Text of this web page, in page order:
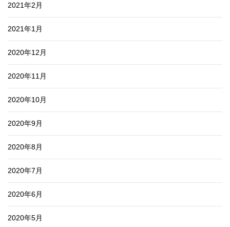
2021年2月
2021年1月
2020年12月
2020年11月
2020年10月
2020年9月
2020年8月
2020年7月
2020年6月
2020年5月